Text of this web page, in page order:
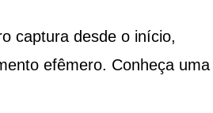
captura desde o início,
efêmero. Conheça uma